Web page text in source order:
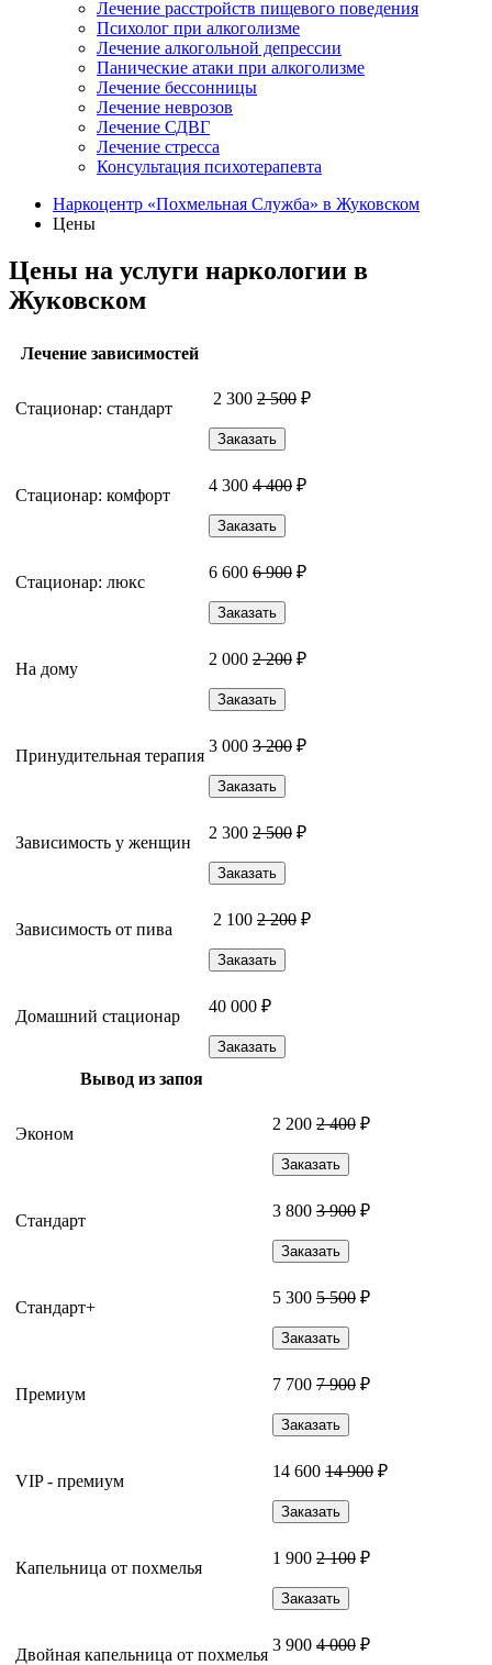
Лечение расстройств пищевого поведения
Психолог при алкоголизме
Лечение алкогольной депрессии
Панические атаки при алкоголизме
Лечение бессонницы
Лечение неврозов
Лечение СДВГ
Лечение стресса
Консультация психотерапевта
Наркоцентр «Похмельная Служба» в Жуковском
Цены
Цены на услуги наркологии в
Жуковском
Лечение зависимостей
Стационар: стандарт
2 300 2 500 ₽
Заказать
Стационар: комфорт
4 300 4 400 ₽
Заказать
Стационар: люкс
6 600 6 900 ₽
Заказать
На дому
2 000 2 200 ₽
Заказать
Принудительная терапия
3 000 3 200 ₽
Заказать
Зависимость у женщин
2 300 2 500 ₽
Заказать
Зависимость от пива
2 100 2 200 ₽
Заказать
Домашний стационар
40 000 ₽
Заказать
Вывод из запоя
Эконом
2 200 2 400 ₽
Заказать
Стандарт
3 800 3 900 ₽
Заказать
Стандарт+
5 300 5 500 ₽
Заказать
Премиум
7 700 7 900 ₽
Заказать
VIP - премиум
14 600 14 900 ₽
Заказать
Капельница от похмелья
1 900 2 100 ₽
Заказать
Двойная капельница от похмелья
3 900 4 000 ₽